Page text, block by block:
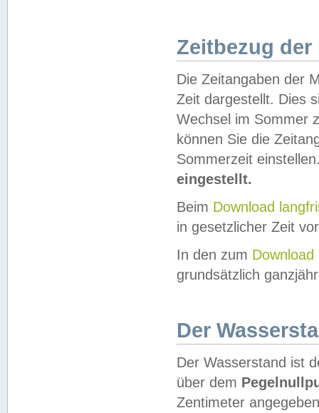
Zeitbezug der
Die Zeitangaben der
Zeit dargestellt. Dies
Wechsel im Sommer
können Sie die
Sommerzeit
eingestellt.
Beim Download
in gesetzlicher Zeit
In den zum Download
grundsätzlich
Der
Der Wasserstand ist
über dem
Zentimeter